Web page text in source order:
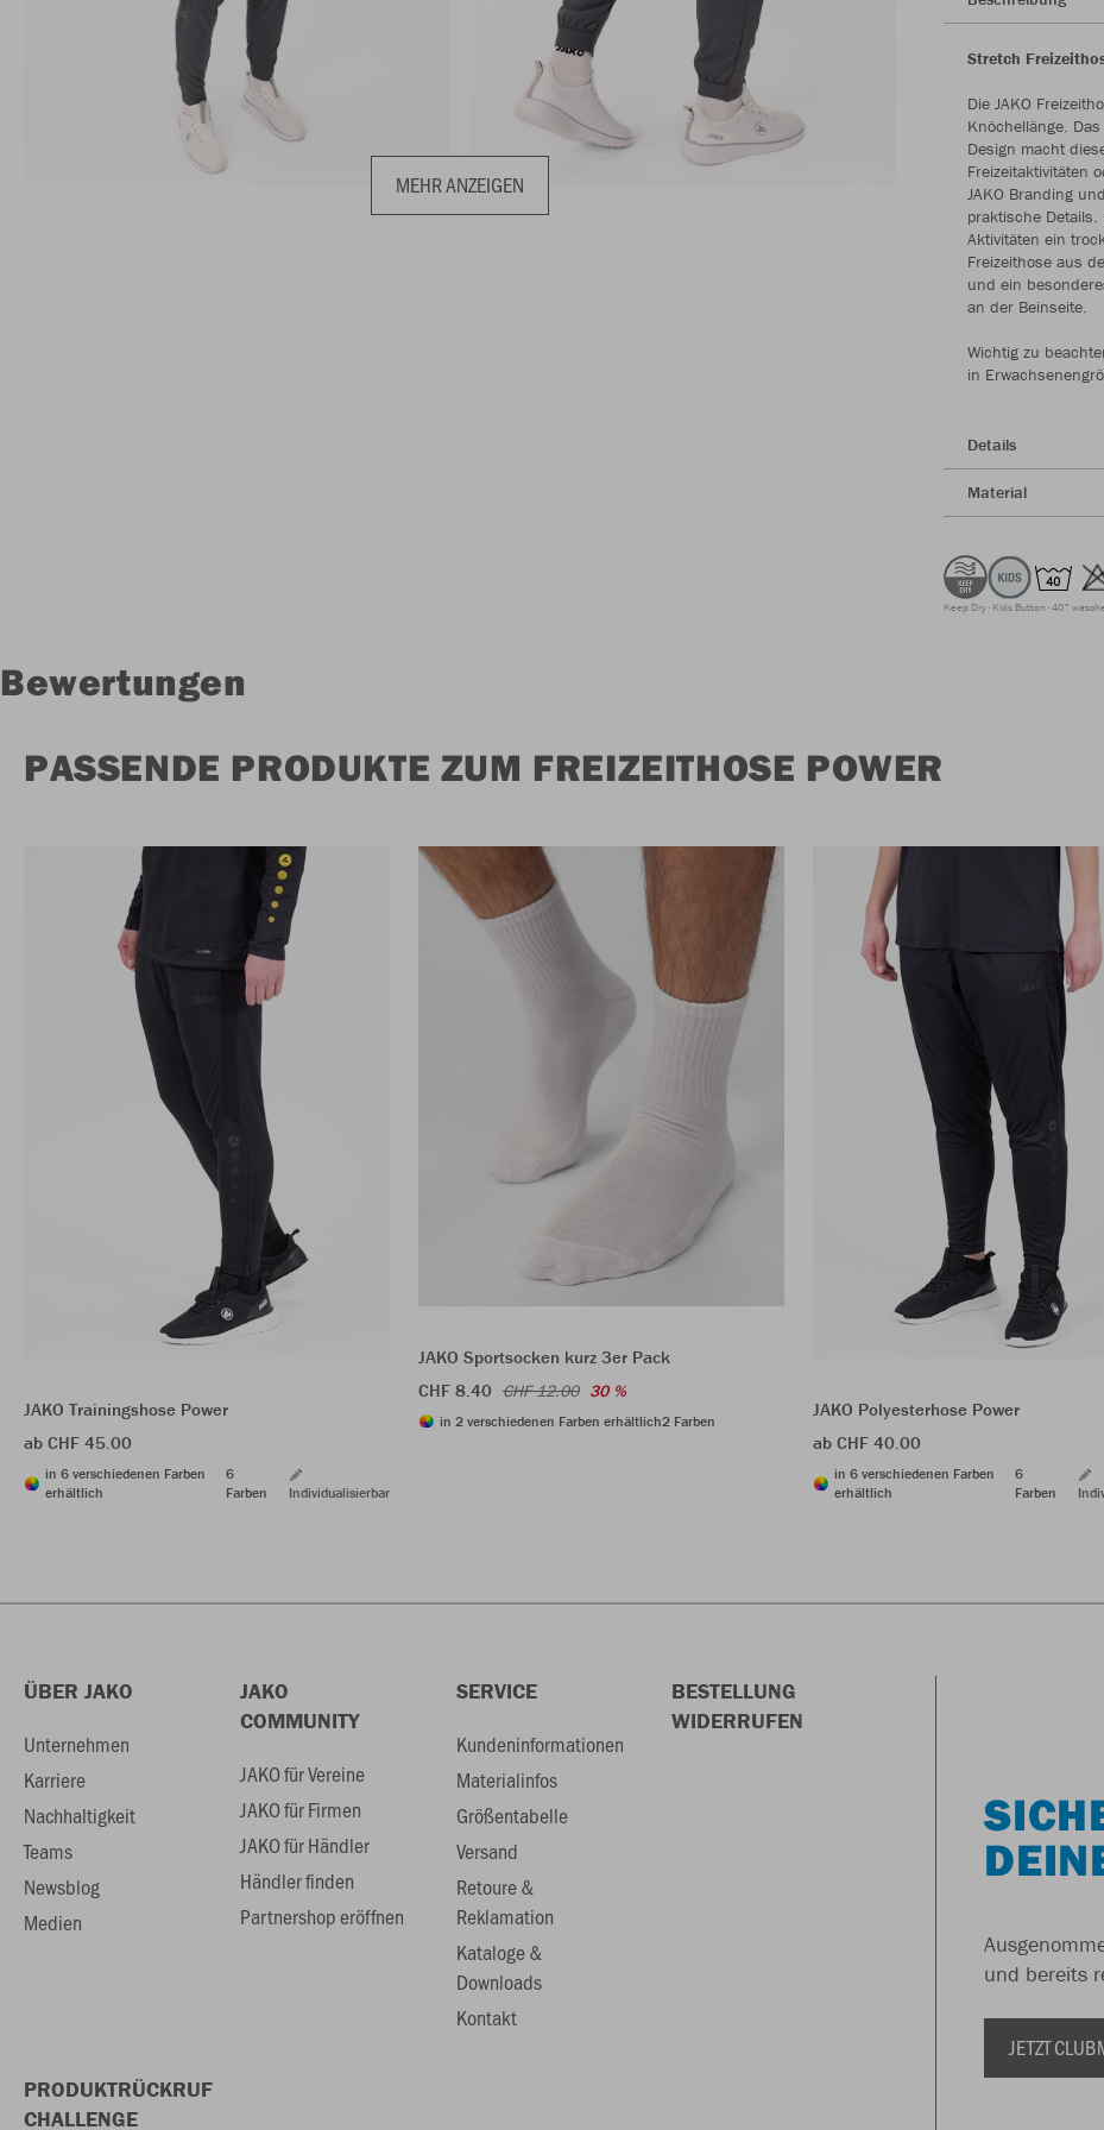
MEHR ANZEIGEN
Stretch
Die JAKO
Knöchellänge.
Design macht
Freizeitaktivitäten
JAKO Branding
praktische
Aktivitäten ein
Freizeithose aus
und ein
an der Beinseite.
Wichtig zu
in
Details
Material
Keep Dry Kids Button 40°
Bewertungen
PASSENDE PRODUKTE ZUM FREIZEITHOSE POWER
JAKO Trainingshose Power
ab CHF 45.00
in 6 verschiedenen Farben
erhältlich
6
Farben
Individualisierbar
JAKO Sportsocken kurz 3er Pack
CHF 8.40 CHF 12.00 30 %
in 2 verschiedenen Farben erhältlich2 Farben
JAKO Polyesterhose Power
ab CHF 40.00
in 6 verschiedenen Farben
erhältlich
6
Farben
ÜBER JAKO
Unternehmen
Karriere
Nachhaltigkeit
Teams
Newsblog
Medien
JAKO
COMMUNITY
JAKO für Vereine
JAKO für Firmen
JAKO für Händler
Händler finden
Partnershop eröffnen
SERVICE
Kundeninformationen
Materialinfos
Größentabelle
Versand
Retoure &
Reklamation
Kataloge &
Downloads
Kontakt
BESTELLUNG
WIDERRUFEN
PRODUKTRÜCKRUF
CHALLENGE
und bereits
JETZT